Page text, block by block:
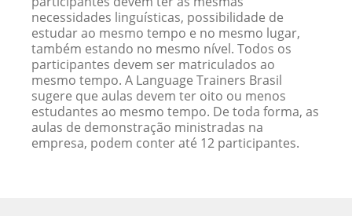
necessidades linguísticas, possibilidade de
estudar ao mesmo tempo e no mesmo lugar,
também estando no mesmo nível. Todos os
participantes devem ser matriculados ao
mesmo tempo. A Language Trainers Brasil
sugere que aulas devem ter oito ou menos
estudantes ao mesmo tempo. De toda forma, as
aulas de demonstração ministradas na
empresa, podem conter até 12 participantes.